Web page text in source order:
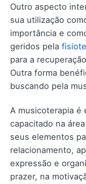
Outro aspecto
sua utilização
importância e
geridos pela
para a
Outra forma
buscando pela
A musicoterapia é
capacitado na
seus elementos
relacionamento,
expressão e
prazer, na